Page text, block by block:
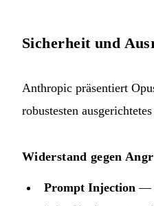
Sicherheit und
Anthropic präsentiert
robustesten
Widerstand gegen
Prompt Injection —